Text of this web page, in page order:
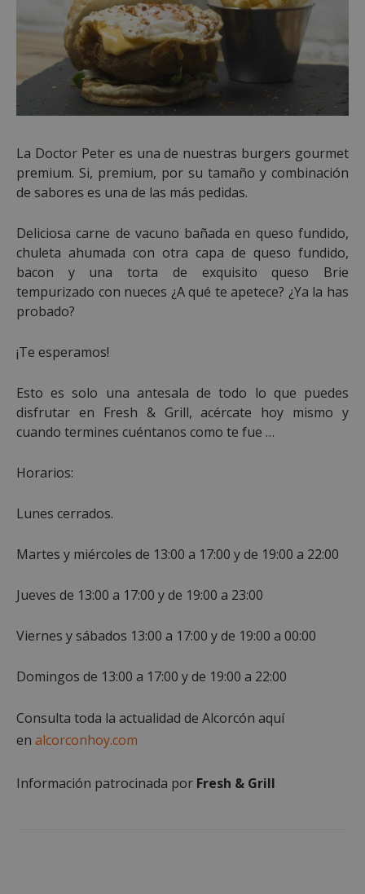
La Doctor Peter es una de nuestras burgers gourmet
premium. Si, premium, por su tamaño y combinación
de sabores es una de las más pedidas.
Deliciosa carne de vacuno bañada en queso fundido,
chuleta ahumada con otra capa de queso fundido,
bacon y una torta de exquisito queso Brie
tempurizado con nueces ¿A qué te apetece? ¿Ya la has
probado?
¡Te esperamos!
Esto es solo una antesala de todo lo que puedes
disfrutar en Fresh & Grill, acércate hoy mismo y
cuando termines cuéntanos como te fue …
Horarios:
Lunes cerrados.
Martes y miércoles de 13:00 a 17:00 y de 19:00 a 22:00
Jueves de 13:00 a 17:00 y de 19:00 a 23:00
Viernes y sábados 13:00 a 17:00 y de 19:00 a 00:00
Domingos de 13:00 a 17:00 y de 19:00 a 22:00
Consulta toda la actualidad de Alcorcón aquí
en alcorconhoy.com
Información patrocinada por Fresh & Grill
preferencias
funcionalidad
Cookies no clasificadas
Cookies estrictamente necesarias
Cookies de preferencias
Cookies de funcionalidad
Cookies no clasificadas
Las cookies estrictamente necesarias permiten la
funcionalidad principal del sitio web, como el
El sitio web no se puede utilizar correctamente sin
las cookies estrictamente necesarias.
Nombre
Dominio
PHPSESSID
PHP.net
alcorconhoy.com
Sesión
AWSALBCORS
embed.bsky.app